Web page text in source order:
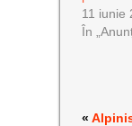
11 iunie
În
«